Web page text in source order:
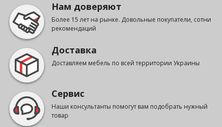
Нам доверяют
Более 15 лет на рынке. Довольные покупатели, сотни
рекомендаций
Доставка
Доставляем мебель по всей территории Украины
Сервис
Наши консультанты помогут вам подобрать нужный
товар